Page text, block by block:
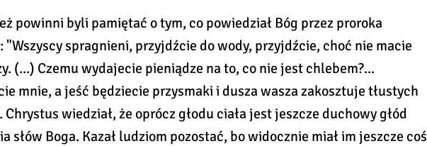
powinni byli pamiętać o tym, co powiedział Bóg przez proroka
"Wszyscy spragnieni, przyjdźcie do wody, przyjdźcie, choć nie macie
(...) Czemu wydajecie pieniądze na to, co nie jest chlebem?...
mnie, a jeść będziecie przysmaki i dusza wasza zakosztuje tłustych
wiedział, że oprócz głodu ciała jest jeszcze duchowy głód
słów Boga. Kazał ludziom pozostać, bo widocznie miał im jeszcze coś